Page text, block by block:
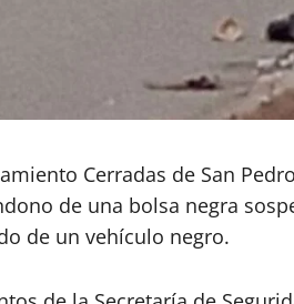
Cerradas de San
de una bolsa negra
de un vehículo negro.